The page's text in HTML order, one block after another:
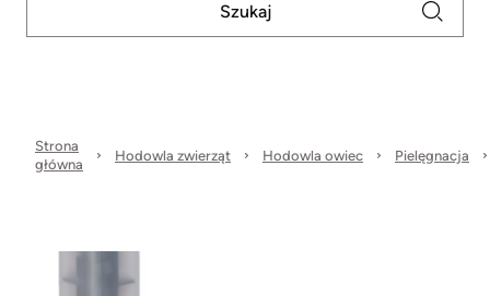
Strona
główna
Hodowla zwierząt Hodowla owiec Pielęgnacja